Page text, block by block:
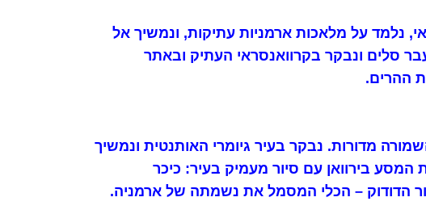
נלמד על מלאכות ארמניות עתיקות, ונמשיך אל
סלים ונבקר בקרוואנסראי העתיק ובאתר
ההרים.
מדורות. נבקר בעיר גיומרי האותנטית ונמשיך
בירוואן עם סיור מעמיק בעיר: כיכר
הדודוק – הכלי המסמל את נשמתה של ארמניה.